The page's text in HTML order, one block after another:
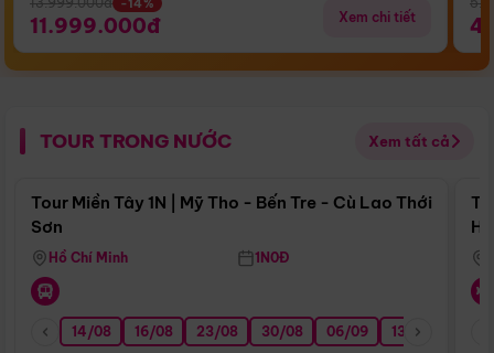
-14%
11.999.000đ Xem chi tiết
TOUR TRONG NƯỚC Xem tất cả
Điểm nổi bật
Tour Miền Tây 1N | Mỹ Tho - Bến Tre - Cù Lao Thới
Sơn
Hồ Chí Minh 1N0Đ
14/08 16/08 23/08 30/08 06/09 13/09